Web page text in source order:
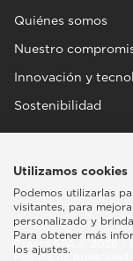
Quiénes somos
Nuestro
Innovación y
Sostenibilidad
Esaote SPA © 2026 -
Política de privacidad
Utilizamos cookies
Podemos utilizarlas
visitantes, para
personalizado y
Para obtener más
los ajustes.